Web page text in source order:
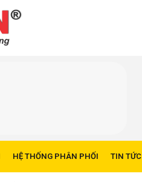
HỆ THỐNG PHÂN PHỐI TIN TỨC